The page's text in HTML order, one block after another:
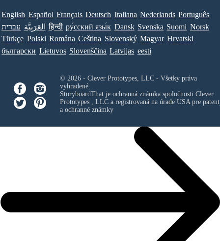
English Español Français Deutsch Italiana Nederlands Português
עברית العَرَبِيَّة हिन्दी ру́сский язы́к Dansk Svenska Suomi Norsk
Türkçe Polski Româna Ceština Slovenský Magyar Hrvatski
български Lietuvos Slovenščina Latvijas eesti
© 2026 - Clever Prototypes, LLC - Všetky práva
vyhradené.
StoryboardThat je ochranná známka spoločnosti Clever
Prototypes , LLCa registrovaná na úrade USA pre
a ochranné známky